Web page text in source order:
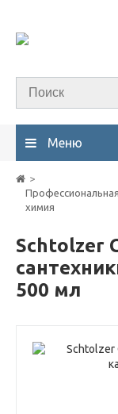
Меню
Профессиональная
химия
Schtolzer
500 мл